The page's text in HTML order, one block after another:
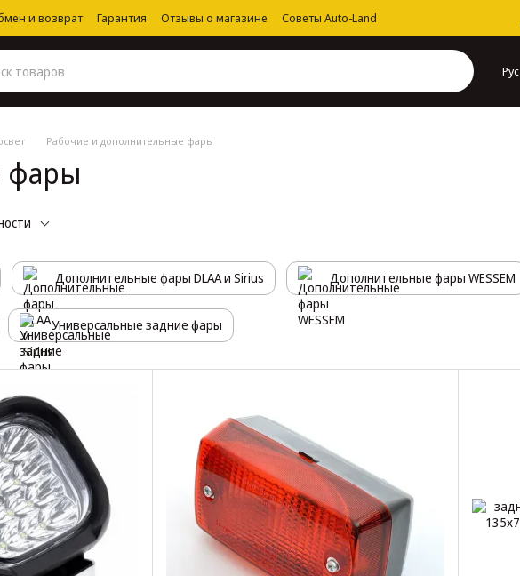
и возврат Гарантия Отзывы о магазине
Советы Auto-Land
Рус
Рабочие и дополнительные фары
фары
Дополнительные фары DLAA и Sirius Дополнительные фары WESSEM
Универсальные задние фары